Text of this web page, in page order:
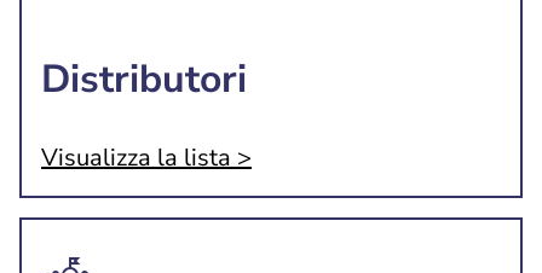
Distributori
Visualizza la lista >